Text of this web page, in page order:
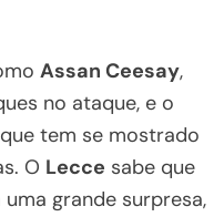
Assan Ceesay,
no ataque, e o
tem se mostrado
O Lecce sabe que
uma grande surpresa,